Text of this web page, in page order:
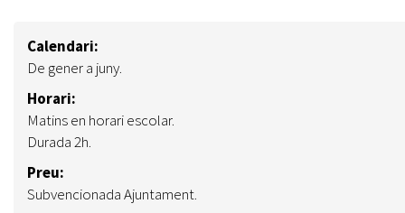
Calendari:
De gener a juny.
Horari:
Matins en horari escolar.
Durada 2h.
Preu:
Subvencionada Ajuntament.